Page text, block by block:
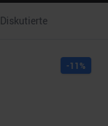
Diskutierte
-11 %